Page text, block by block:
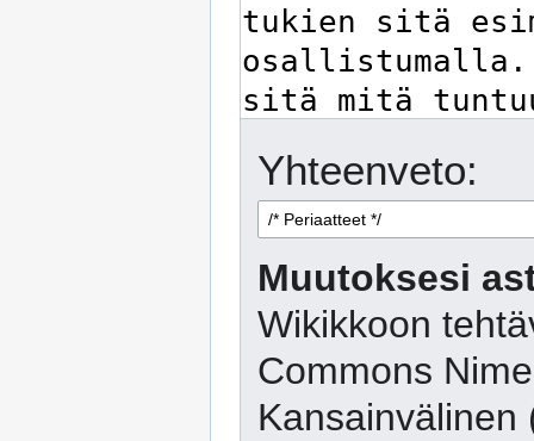
Yhteenveto:
Muutoksesi
Wikikkoon
Commons
Kansainvälinen